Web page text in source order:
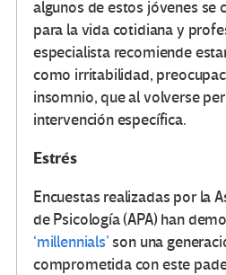
algunos de estos jóvenes se
para la vida cotidiana y
especialista recomiende
como irritabilidad,
insomnio, que al volverse
intervención específica.
Estrés
Encuestas realizadas por la
de Psicología (APA) han
‘millennials’ son una
comprometida con este